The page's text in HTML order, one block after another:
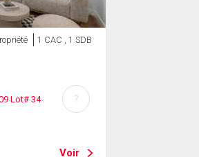
1 CAC , 1 SDB
Lot# 34
Voir
?